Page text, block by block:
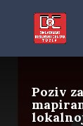
Poziv